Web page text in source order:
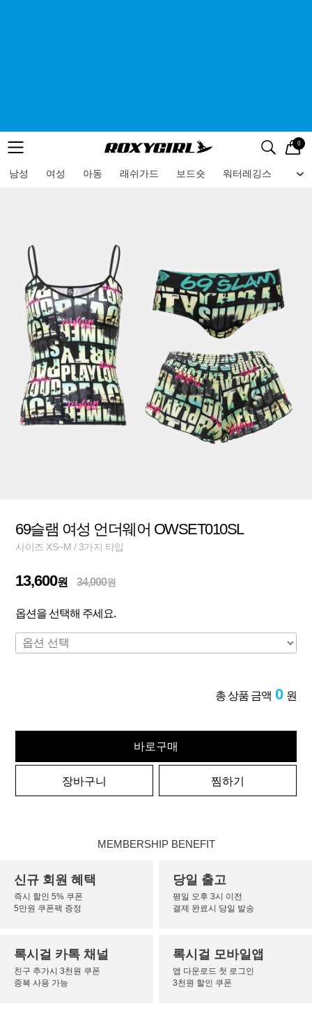
메뉴 검색
로고 0
남성 여성 아동 래쉬가드 보드숏 워터레깅스 비
메뉴
69슬램 여성 언더웨어 OWSET010SL
사이즈 XS~M / 3가지 타입
13,600원 34,000원
옵션을 선택해 주세요.
총 상품 금액 0 원
바로구매
장바구니 찜하기
MEMBERSHIP BENEFIT
신규 회원 혜택
즉시 할인 5% 쿠폰
5만원 쿠폰팩 증정
당일 출고
평일 오후 3시 이전
결제 완료시 당일 발송
록시걸 카톡 채널
친구 추가시 3천원 쿠폰
중복 사용 가능
록시걸 모바일앱
앱 다운로드 첫 로그인
3천원 할인 쿠폰